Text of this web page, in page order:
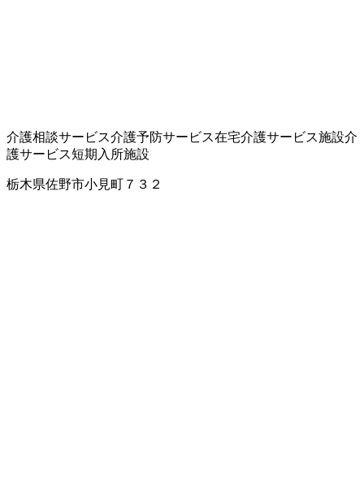
介護相談サービス介護予防サービス在宅介護サービス施設介
護サービス短期入所施設
栃木県佐野市小見町７３２